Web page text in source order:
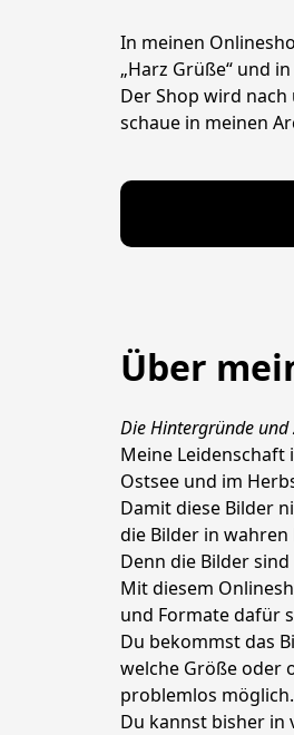
In meinen
„Harz Grüße“ und
Der Shop wird
schaue in meinen
Über
Die Hintergründe und
Meine Leidenschaft
Ostsee und im
Damit diese Bilder
die Bilder in
Denn die Bilder
Mit diesem
und Formate dafür
Du bekommst das
welche Größe oder
problemlos möglich.
Du kannst bisher in